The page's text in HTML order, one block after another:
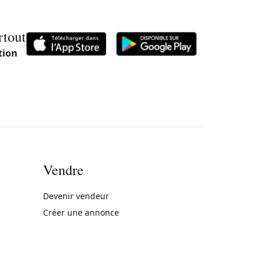
Vendre
Devenir vendeur
Créer une annonce